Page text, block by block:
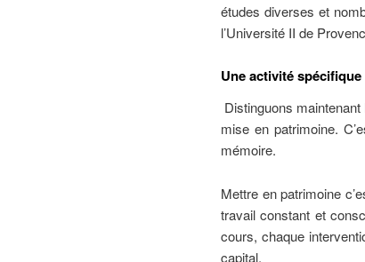
études diverses et
l’Université II de
Une activité
Distinguons
mise en patrimoine.
mémoire.
Mettre en patrimoine
travail constant et
cours, chaque
capital.